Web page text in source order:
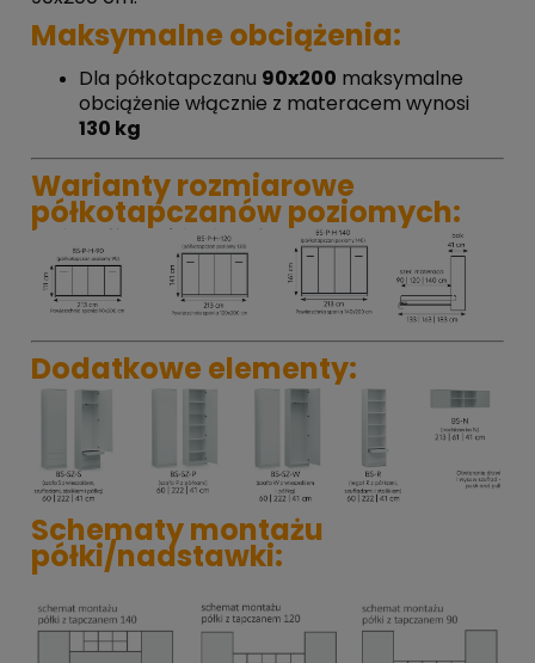
Maksymalne obciążenia:
Dla półkotapczanu 90x200 maksymalne
obciążenie włącznie z materacem wynosi
130 kg
Warianty rozmiarowe
półkotapczanów poziomych:
Dodatkowe elementy:
Schematy montażu
półki/nadstawki: